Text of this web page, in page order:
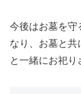
今後はお墓を守
なり、お墓と共
と一緒にお祀り